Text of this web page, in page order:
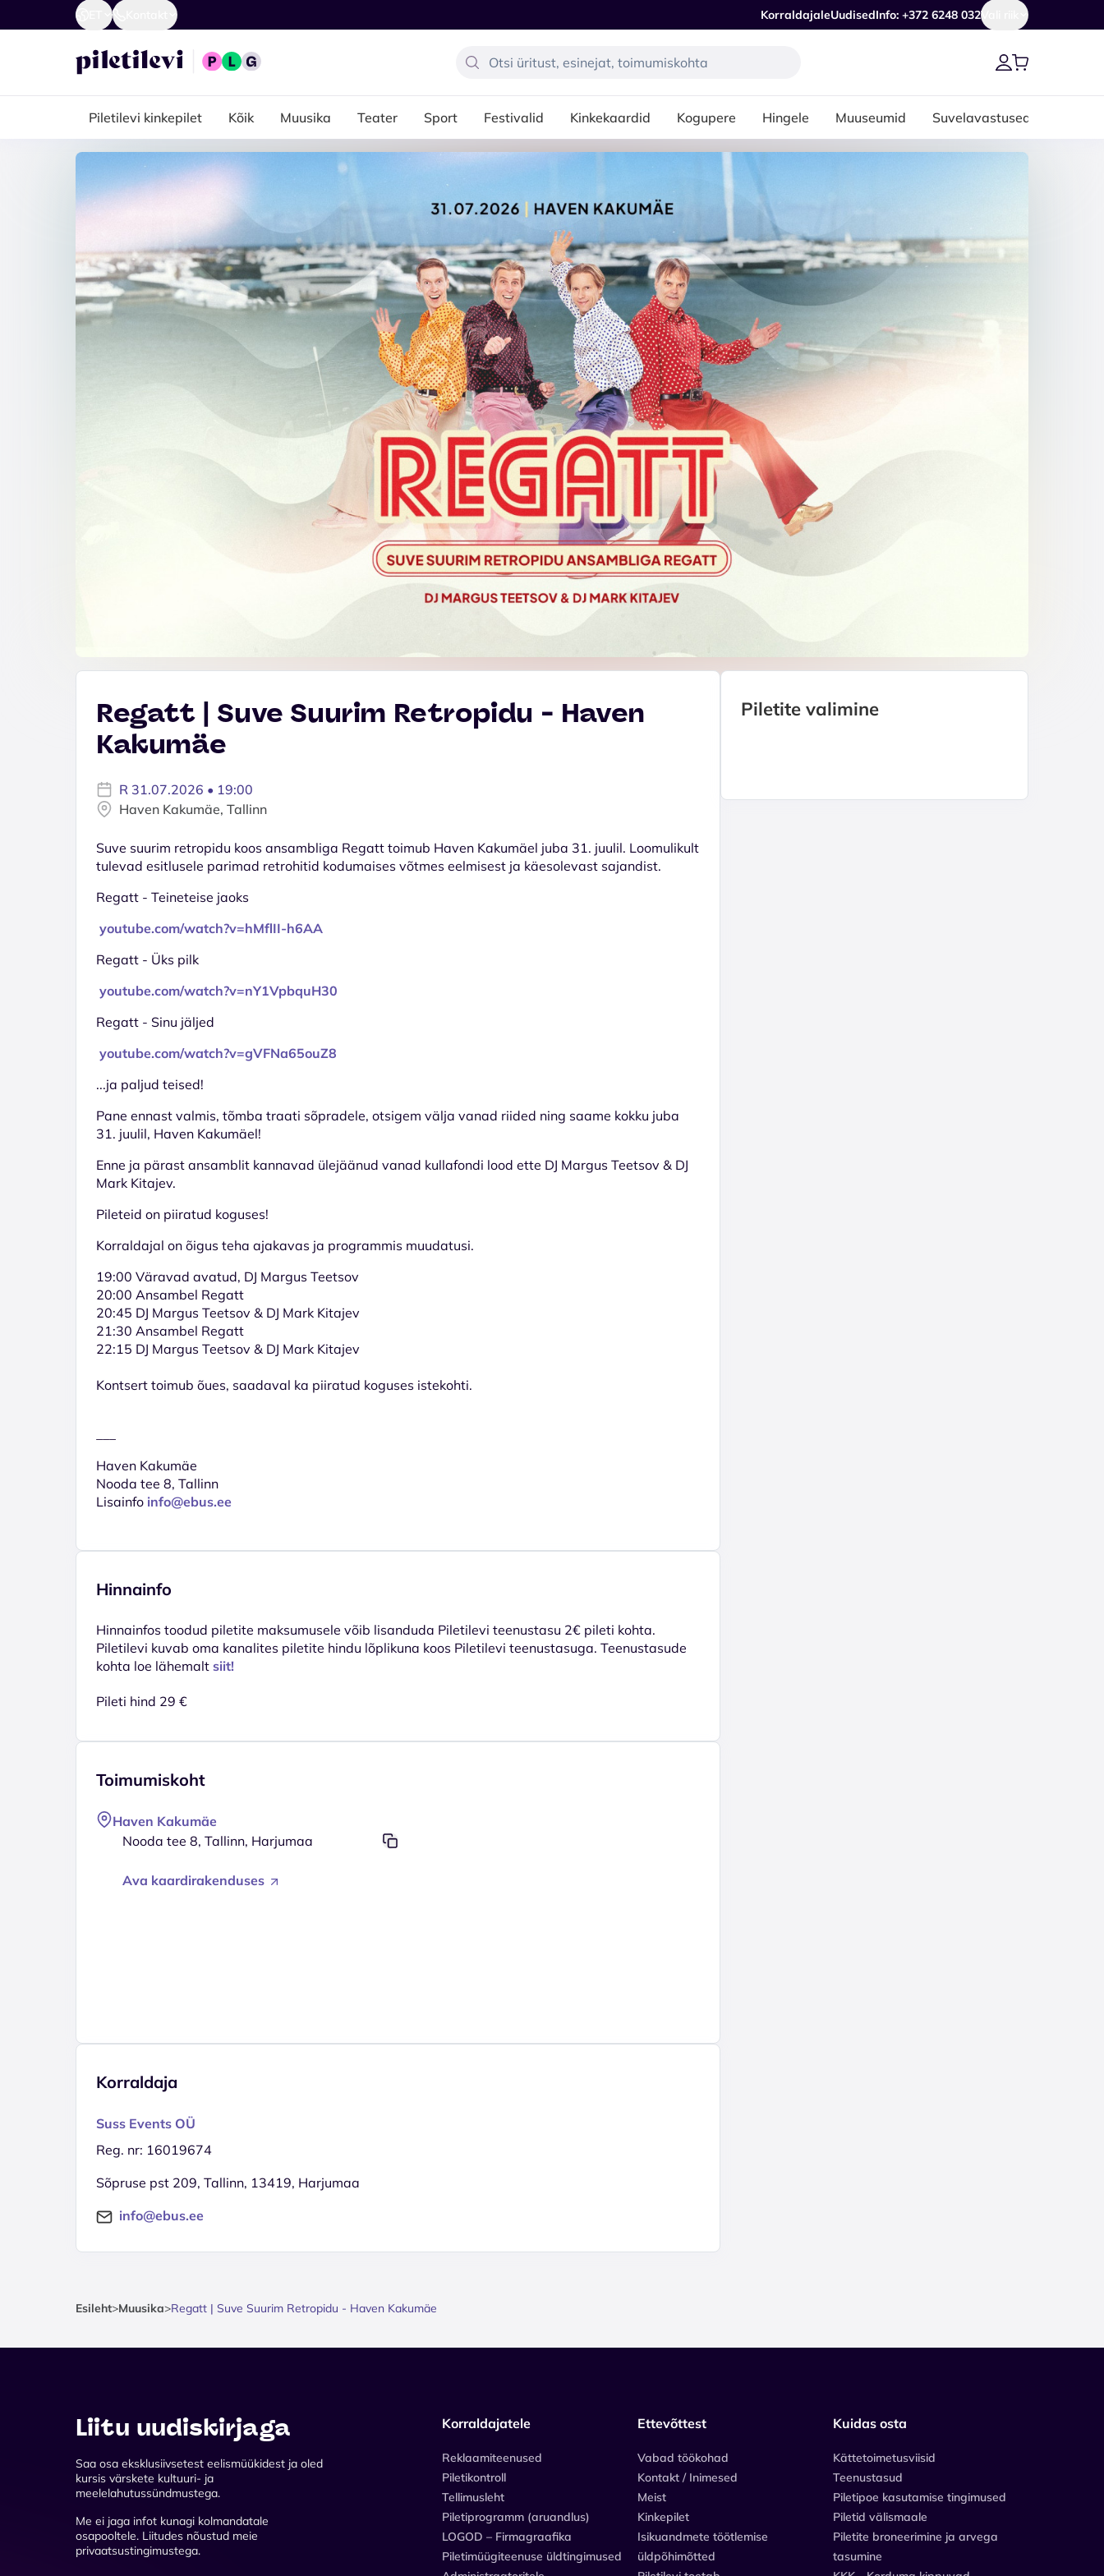
KorraldajaleUudisedInfo: +372 6248 032Vali riik
Piletilevi kinkepilet Kõik Muusika Teater Sport Festivalid Kinkekaardid Kogupere Hingele Muuseumid Suvelavastused
Regatt | Suve Suurim Retropidu - Haven
Kakumäe
R 31.07.2026 • 19:00
Haven Kakumäe, Tallinn
Suve suurim retropidu koos ansambliga Regatt toimub Haven Kakumäel juba 31. juulil. Loomulikult
tulevad esitlusele parimad retrohitid kodumaises võtmes eelmisest ja käesolevast sajandist.
Regatt - Teineteise jaoks
youtube.com/watch?v=hMflII-h6AA
Regatt - Üks pilk
youtube.com/watch?v=nY1VpbquH30
Regatt - Sinu jäljed
youtube.com/watch?v=gVFNa65ouZ8
...ja paljud teised!
Pane ennast valmis, tõmba traati sõpradele, otsigem välja vanad riided ning saame kokku juba
31. juulil, Haven Kakumäel!
Enne ja pärast ansamblit kannavad ülejäänud vanad kullafondi lood ette DJ Margus Teetsov & DJ
Mark Kitajev.
Pileteid on piiratud koguses!
Korraldajal on õigus teha ajakavas ja programmis muudatusi.
19:00 Väravad avatud, DJ Margus Teetsov
20:00 Ansambel Regatt
20:45 DJ Margus Teetsov & DJ Mark Kitajev
21:30 Ansambel Regatt
22:15 DJ Margus Teetsov & DJ Mark Kitajev
Kontsert toimub õues, saadaval ka piiratud koguses istekohti.
Haven Kakumäe
Nooda tee 8, Tallinn
Lisainfo info@ebus.ee
Hinnainfo
Hinnainfos toodud piletite maksumusele võib lisanduda Piletilevi teenustasu 2€ pileti kohta.
Piletilevi kuvab oma kanalites piletite hindu lõplikuna koos Piletilevi teenustasuga. Teenustasude
kohta loe lähemalt siit!
Pileti hind 29 €
Toimumiskoht
Haven Kakumäe
Nooda tee 8, Tallinn, Harjumaa
Ava kaardirakenduses
Korraldaja
Suss Events OÜ
Reg. nr: 16019674
Sõpruse pst 209, Tallinn, 13419, Harjumaa
info@ebus.ee
Piletite valimine
Esileht>Muusika>Regatt | Suve Suurim Retropidu - Haven Kakumäe
Liitu uudiskirjaga
Saa osa eksklusiivsetest eelismüükidest ja oled
kursis värskete kultuuri- ja
meelelahutussündmustega.
Me ei jaga infot kunagi kolmandatale
osapooltele. Liitudes nõustud meie
privaatsustingimustega.
Korraldajatele
Reklaamiteenused
Piletikontroll
Tellimusleht
Piletiprogramm (aruandlus)
LOGOD – Firmagraafika
Piletimüügiteenuse üldtingimused
Ettevõttest
Vabad töökohad
Kontakt / Inimesed
Meist
Kinkepilet
Isikuandmete töötlemise
üldpõhimõtted
Kuidas osta
Kättetoimetusviisid
Teenustasud
Piletipoe kasutamise tingimused
Piletid välismaale
Piletite broneerimine ja arvega
tasumine